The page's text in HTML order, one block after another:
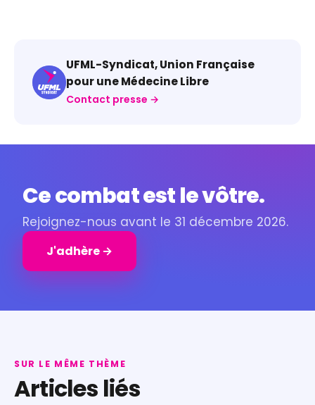
UFML-Syndicat, Union Française
pour une Médecine Libre
Contact presse →
Ce combat est le vôtre.
Rejoignez-nous avant le 31 décembre 2026.
J'adhère →
SUR LE MÊME THÈME
Articles liés